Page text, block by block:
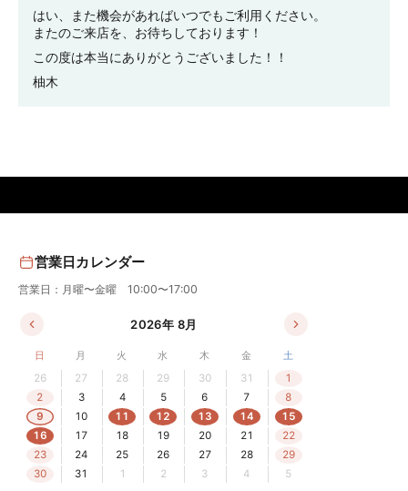
はい、また機会があればいつでもご利用ください。
またのご来店を、お待ちしております！
この度は本当にありがとうございました！！
柚木
営業日カレンダー
営業日：月曜〜金曜 10:00〜17:00
2026年 8月
日 月 火 水 木 金
土
26
27 28 29 30 31
1
2
3 4 5 6 7
8
9
10 11 12 13 14
15
16
17 18 19 20 21
22
23
24 25 26 27 28
29
30
31 1 2 3 4 5